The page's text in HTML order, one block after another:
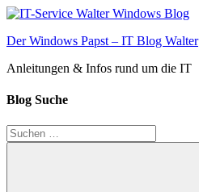
Zum
springen
Der Windows Papst – IT Blog Walter
Anleitungen & Infos rund um die IT
Blog Suche
Suchen
nach: